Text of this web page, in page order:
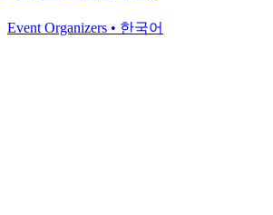
Event Organizers • 한국어